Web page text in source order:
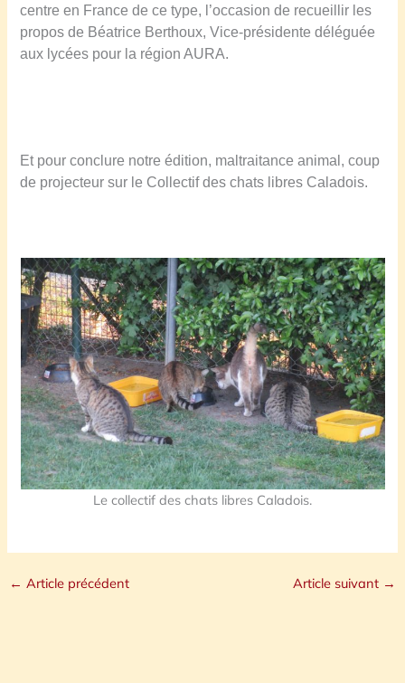
centre en France de ce type, l’occasion de recueillir les
propos de Béatrice Berthoux, Vice-présidente déléguée
aux lycées pour la région AURA.
Et pour conclure notre édition, maltraitance animal, coup
de projecteur sur le Collectif des chats libres Caladois.
Le collectif des chats libres Caladois.
← Article précédent Article suivant →